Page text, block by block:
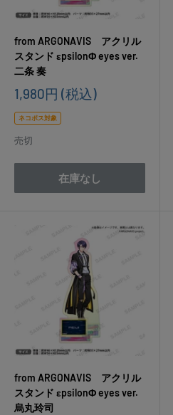
from ARGONAVIS アクリル
スタンド εpsilonΦ eyes ver.
二条 奏
販
価
格
1,980円 (税込)
ネコポス対象
売切
在庫なし
from ARGONAVIS アクリル
スタンド εpsilonΦ eyes ver.
烏丸玲司